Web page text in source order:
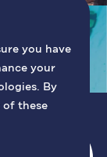
you have
your
By
of these